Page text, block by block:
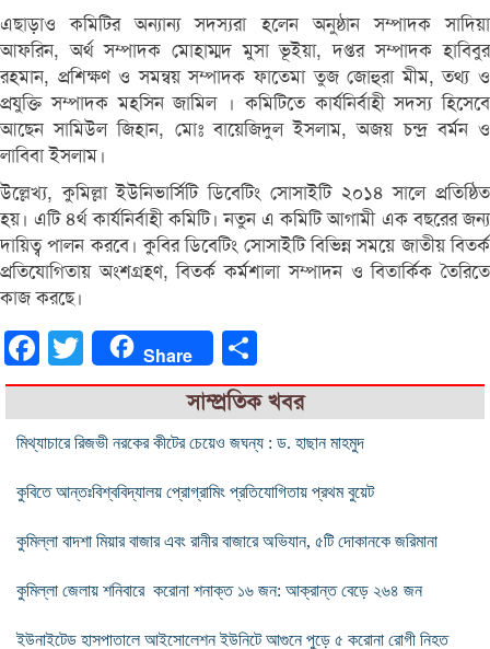
এছাড়াও কমিটির অন্যান্য সদস্যরা হলেন অনুষ্ঠান সম্পাদক সাদিয়া
আফরিন, অর্থ সম্পাদক মোহাম্মদ মুসা ভূইয়া, দপ্তর সম্পাদক হাবিবুর
রহমান, প্রশিক্ষণ ও সমন্বয় সম্পাদক ফাতেমা তুজ জোহুরা মীম, তথ্য ও
প্রযুক্তি সম্পাদক মহসিন জামিল । কমিটিতে কার্যনির্বাহী সদস্য হিসেবে
আছেন সামিউল জিহান, মোঃ বায়েজিদুল ইসলাম, অজয় চন্দ্র বর্মন ও
লাবিবা ইসলাম।
উল্লেখ্য, কুমিল্লা ইউনিভার্সিটি ডিবেটিং সোসাইটি ২০১৪ সালে প্রতিষ্ঠিত
হয়। এটি ৪র্থ কার্যনির্বাহী কমিটি। নতুন এ কমিটি আগামী এক বছরের জন্য
দায়িত্ব পালন করবে। কুবির ডিবেটিং সোসাইটি বিভিন্ন সময়ে জাতীয় বিতর্ক
প্রতিযোগিতায় অংশগ্রহণ, বিতর্ক কর্মশালা সম্পাদন ও বিতার্কিক তৈরিতে
কাজ করছে।
FacebookTwitter Share
সাম্প্রতিক খবর
মিথ্যাচারে রিজভী নরকের কীটের চেয়েও জঘন্য : ড. হাছান মাহমুদ
কুবিতে আন্তঃবিশ্ববিদ্যালয় প্রোগ্রামিং প্রতিযোগিতায় প্রথম বুয়েট
কুমিল্লা বাদশা মিয়ার বাজার এবং রানীর বাজারে অভিযান, ৫টি দোকানকে জরিমানা
কুমিল্লা জেলায় শনিবারে করোনা শনাক্ত ১৬ জন: আক্রান্ত বেড়ে ২৬৪ জন
ইউনাইটেড হাসপাতালে আইসোলেশন ইউনিটে আগুনে পুড়ে ৫ করোনা রোগী নিহত